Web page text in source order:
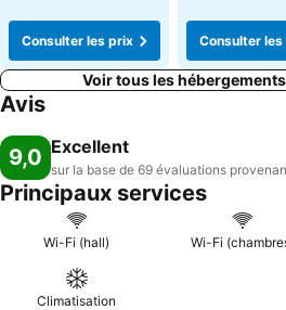
Consulter les prix Consulter
Voir tous les
Avis
9,0 Excellent
sur la base de 69 évaluations
Principaux services
Wi-Fi (hall) Wi-Fi
Climatisation